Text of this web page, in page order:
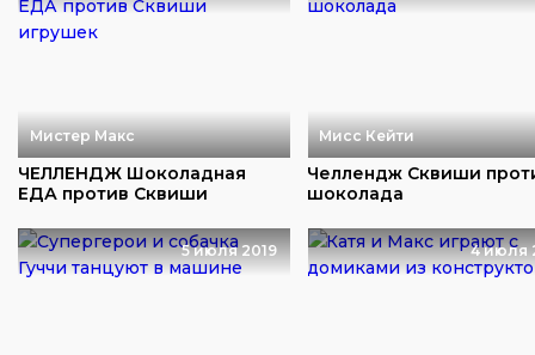
Мистер Макс
ЧЕЛЛЕНДЖ Шоколадная
ЕДА против Сквиши
Мисс Кейти
Челлендж Сквиши
шоколада
5 июля 2019 4 июля